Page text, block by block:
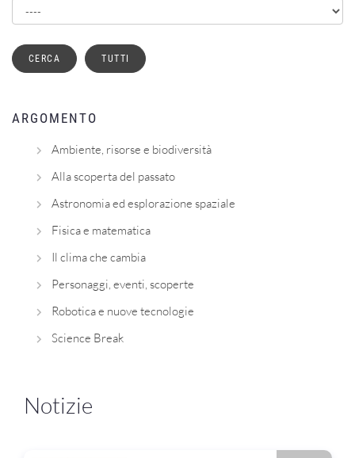
ARGOMENTO
Ambiente, risorse e biodiversità
Alla scoperta del passato
Astronomia ed esplorazione spaziale
Fisica e matematica
Il clima che cambia
Personaggi, eventi, scoperte
Robotica e nuove tecnologie
Science Break
Notizie